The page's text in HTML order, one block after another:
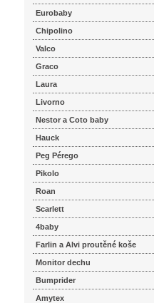
Eurobaby
Chipolino
Valco
Graco
Laura
Livorno
Nestor a Coto baby
Hauck
Peg Pérego
Pikolo
Roan
Scarlett
4baby
Farlin a Alvi proutěné koše
Monitor dechu
Bumprider
Amytex